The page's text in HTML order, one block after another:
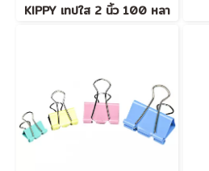
KIPPY เทปใส 2 นิ้ว 100 หลา